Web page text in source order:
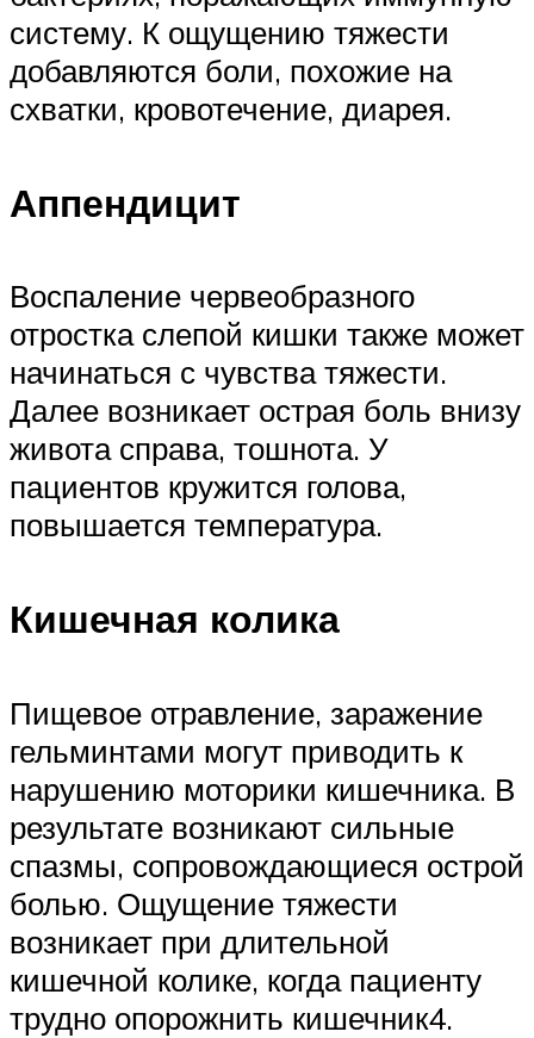
систему. К ощущению тяжести
добавляются боли, похожие на
схватки, кровотечение, диарея.
Аппендицит
Воспаление червеобразного
отростка слепой кишки также может
начинаться с чувства тяжести.
Далее возникает острая боль внизу
живота справа, тошнота. У
пациентов кружится голова,
повышается температура.
Кишечная колика
Пищевое отравление, заражение
гельминтами могут приводить к
нарушению моторики кишечника. В
результате возникают сильные
спазмы, сопровождающиеся острой
болью. Ощущение тяжести
возникает при длительной
кишечной колике, когда пациенту
трудно опорожнить кишечник4.